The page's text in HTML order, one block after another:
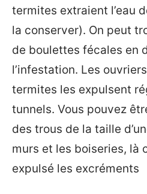
termites extraient l’eau
la conserver). On peut
de boulettes fécales en
l’infestation. Les
termites les expulsent
tunnels. Vous pouvez
des trous de la taille
murs et les boiseries, là
expulsé les excréments